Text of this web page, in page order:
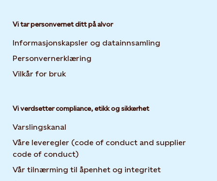
Vi tar personvernet ditt på alvor
Informasjonskapsler og datainnsamling
Personvernerklæring
Vilkår for bruk
Vi verdsetter compliance, etikk og sikkerhet
Varslingskanal
Våre leveregler (code of conduct and supplier
code of conduct)
Vår tilnærming til åpenhet og integritet